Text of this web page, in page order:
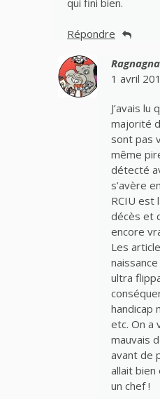
Répondre
Ragnagna
1 avril
J’avais lu
majorité
sont pas
même
détecté
s’avère
RCIU est
décès et
encore
Les
ultra
handicap
etc. On a
mauvais
avant de
allait
un chef !